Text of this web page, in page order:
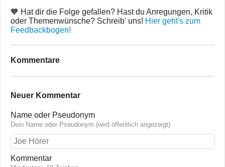
🧡 Hat dir die Folge gefallen? Hast du Anregungen, Kritik
oder Themenwünsche? Schreib' uns! Hier geht's zum
Feedbackbogen!
Kommentare
Neuer Kommentar
Name oder Pseudonym
Dein Name oder Pseudonym (wird öffentlich angezeigt)
Kommentar